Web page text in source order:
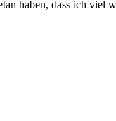
haben, dass ich